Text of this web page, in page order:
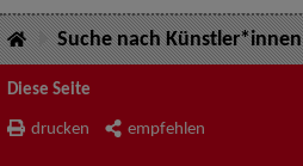
Suche nach Künstler*innen
Diese Seite
drucken empfehlen